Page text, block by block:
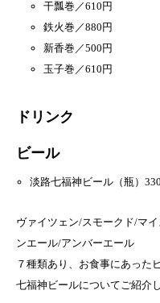
干瓢巻／610円
鉄火巻／880円
新香巻／500円
玉子巻／610円
ドリンク
ビール
淡路七福神ビール（瓶）
ヴァイツェン/スモークド/マ
ンエール/アンバーエール
７種類あり、お食事にあった
七福神ビールについてご紹介